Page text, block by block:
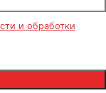
и обработки